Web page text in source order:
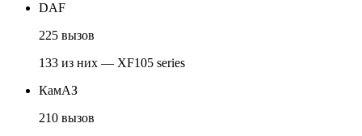
DAF
225 вызов
133 из них — XF105 series
КамАЗ
210 вызов